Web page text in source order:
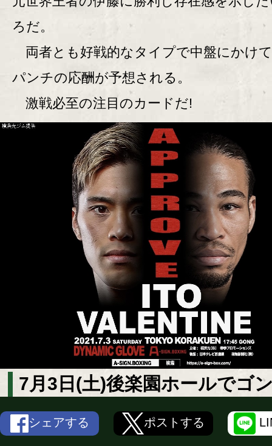
ろだ。
両者とも好戦的なタイプで中盤にかけ
パンチの応酬が予想される。
激戦必至の注目のカードだ!
7月3日(土)後楽園ホールでゴ
シェアする ポストする